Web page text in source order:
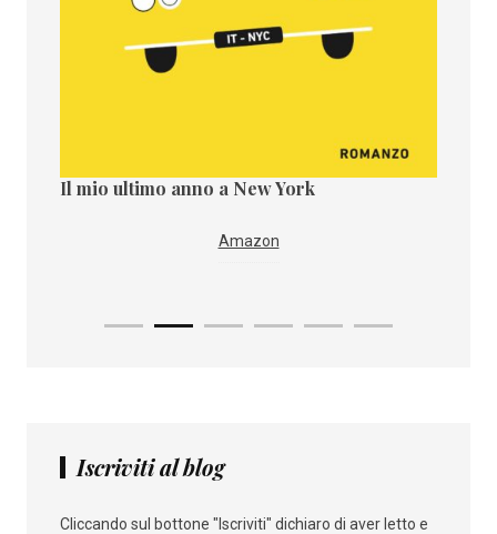
Il mio ultimo anno a New York
Amazon
Iscriviti al blog
Cliccando sul bottone "Iscriviti" dichiaro di aver letto e